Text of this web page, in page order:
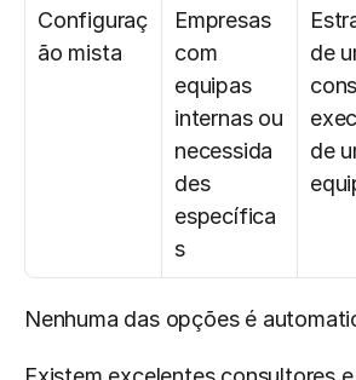
Configuraç
ão mista
Empresas
com
equipas
internas ou
necessida
des
específica
s
de
de
Nenhuma das opções é